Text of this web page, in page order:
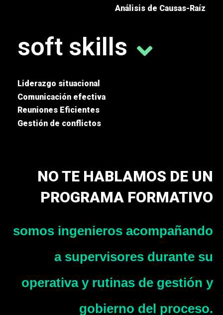
Análisis de Causas-Raíz
soft skills
Liderazgo situacional
Comunicación efectiva
Reuniones Eficientes
Gestión de conflictos
NO TE HABLAMOS DE UN
PROGRAMA FORMATIVO
somos ingenieros acompañando
a supervisores durante su
operativa y rutinas de gestión y
gobierno del proceso.